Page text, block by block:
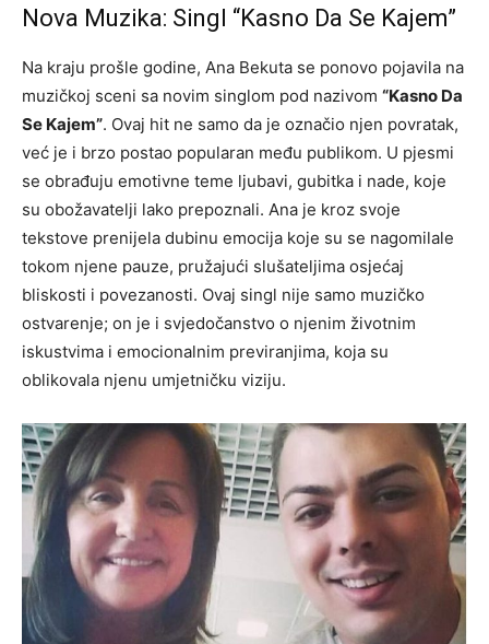
Nova Muzika: Singl “Kasno Da Se Kajem”
Na kraju prošle godine, Ana Bekuta se ponovo pojavila na
muzičkoj sceni sa novim singlom pod nazivom “Kasno Da
Se Kajem”. Ovaj hit ne samo da je označio njen povratak,
već je i brzo postao popularan među publikom. U pjesmi
se obrađuju emotivne teme ljubavi, gubitka i nade, koje
su obožavatelji lako prepoznali. Ana je kroz svoje
tekstove prenijela dubinu emocija koje su se nagomilale
tokom njene pauze, pružajući slušateljima osjećaj
bliskosti i povezanosti. Ovaj singl nije samo muzičko
ostvarenje; on je i svjedočanstvo o njenim životnim
iskustvima i emocionalnim previranjima, koja su
oblikovala njenu umjetničku viziju.